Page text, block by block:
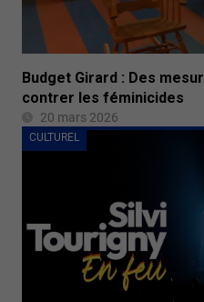
Budget Girard : Des
contrer les féminicides
20 mars 2026
CULTUREL